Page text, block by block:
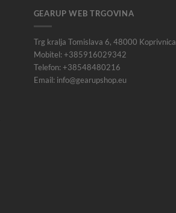
GEARUP WEB TRGOVINA
Trg kralja Tomislava 6, 48000 Koprivnica
Mobitel: +385916029342
Telefon: +38548480216
Email: info@gearupshop.eu